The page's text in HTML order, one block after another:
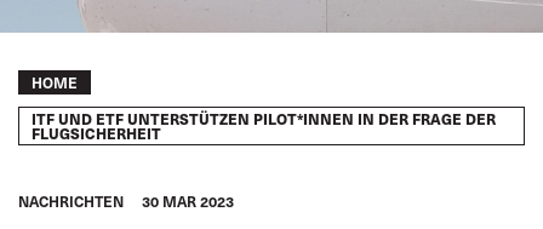
Breadcrumb
HOME
ITF UND ETF UNTERSTÜTZEN PILOT*INNEN IN DER FRAGE DER
FLUGSICHERHEIT
NACHRICHTEN 30 MAR 2023